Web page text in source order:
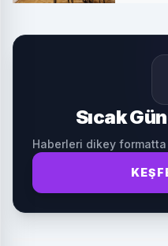
Sıcak
Haberleri dikey formatta